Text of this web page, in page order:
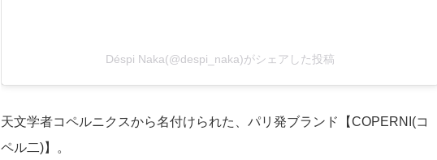
Déspi Naka(@despi_naka)がシェアした投稿
天文学者コペルニクスから名付けられた、パリ発ブランド【COPERNI(コ
ペル二)】。